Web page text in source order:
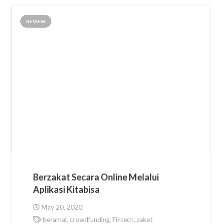
REVIEW
Berzakat Secara Online Melalui
Aplikasi Kitabisa
May 20, 2020
beramal, crowdfunding, Fintech, zakat